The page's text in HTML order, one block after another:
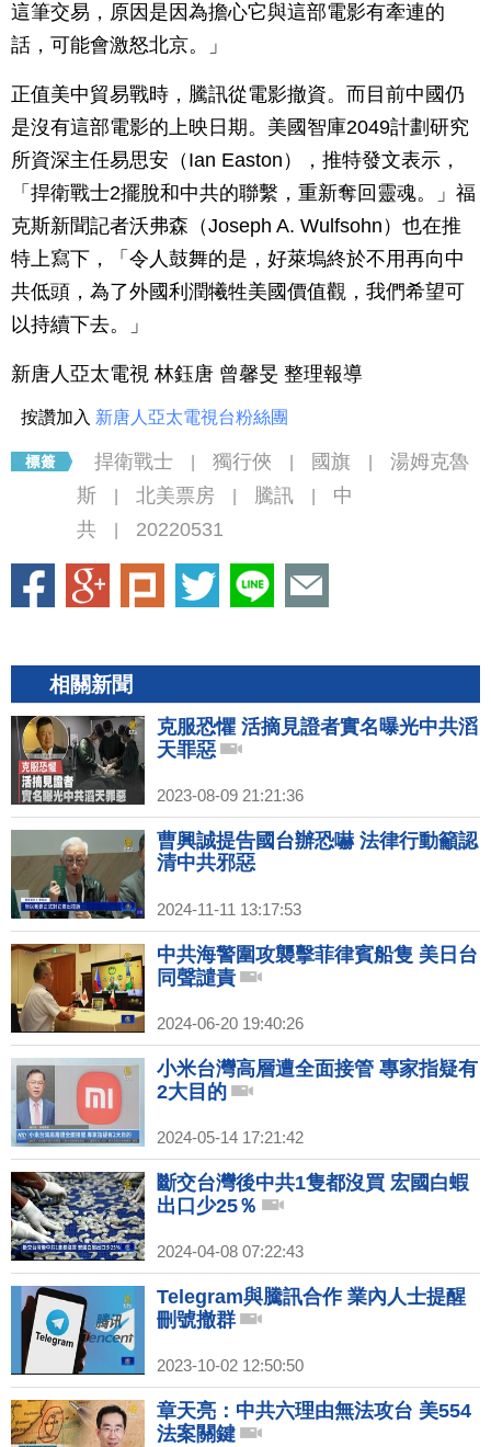
這筆交易，原因是因為擔心它與這部電影有牽連的
話，可能會激怒北京。」
正值美中貿易戰時，騰訊從電影撤資。而目前中國仍
是沒有這部電影的上映日期。美國智庫2049計劃研究
所資深主任易思安（Ian Easton），推特發文表示，
「捍衛戰士2擺脫和中共的聯繫，重新奪回靈魂。」福
克斯新聞記者沃弗森（Joseph A. Wulfsohn）也在推
特上寫下，「令人鼓舞的是，好萊塢終於不用再向中
共低頭，為了外國利潤犧牲美國價值觀，我們希望可
以持續下去。」
新唐人亞太電視 林鈺唐 曾馨旻 整理報導
按讚加入 新唐人亞太電視台粉絲團
捍衛戰士 獨行俠 國旗
湯姆克魯
斯
北美票房 騰訊
中
共
20220531
相關新聞
克服恐懼 活摘見證者實名曝光中共滔
天罪惡
2023-08-09 21:21:36
曹興誠提告國台辦恐嚇 法律行動籲認
清中共邪惡
2024-11-11 13:17:53
中共海警圍攻襲擊菲律賓船隻 美日台
同聲譴責
2024-06-20 19:40:26
小米台灣高層遭全面接管 專家指疑有
2大目的
2024-05-14 17:21:42
斷交台灣後中共1隻都沒買 宏國白蝦
出口少25％
2024-04-08 07:22:43
Telegram與騰訊合作 業內人士提醒
刪號撤群
2023-10-02 12:50:50
章天亮：中共六理由無法攻台 美554
法案關鍵